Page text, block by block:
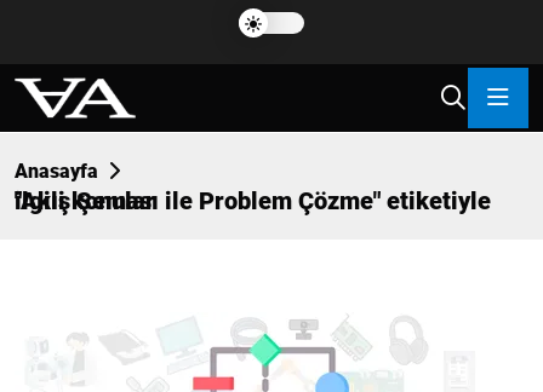
Anasayfa
"Akış Şeması ile Problem Çözme
" etiketiyle ilgili konular